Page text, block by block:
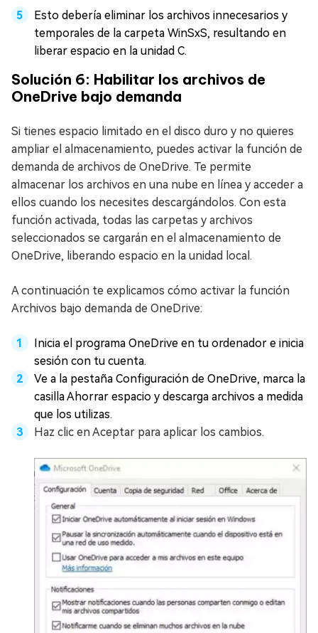
Esto debería eliminar los archivos innecesarios y
temporales de la carpeta WinSxS, resultando en
liberar espacio en la unidad C.
Solución 6: Habilitar los archivos de
OneDrive bajo demanda
Si tienes espacio limitado en el disco duro y no quieres
ampliar el almacenamiento, puedes activar la función de
demanda de archivos de OneDrive. Te permite
almacenar los archivos en una nube en línea y acceder a
ellos cuando los necesites descargándolos. Con esta
función activada, todas las carpetas y archivos
seleccionados se cargarán en el almacenamiento de
OneDrive, liberando espacio en la unidad local.
A continuación te explicamos cómo activar la función
Archivos bajo demanda de OneDrive:
Inicia el programa OneDrive en tu ordenador e inicia
sesión con tu cuenta.
Ve a la pestaña Configuración de OneDrive, marca la
casilla Ahorrar espacio y descarga archivos a medida
que los utilizas.
Haz clic en Aceptar para aplicar los cambios.